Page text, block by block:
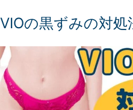
VIOの黒ずみの対処